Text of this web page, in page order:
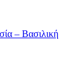
– Βασιλική